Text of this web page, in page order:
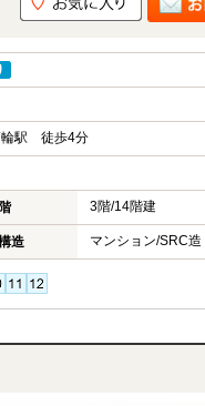
輪駅 徒歩4分
3階/14階建
造 マンション/SRC造